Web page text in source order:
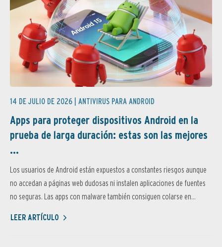
14 DE JULIO DE 2026 | ANTIVIRUS PARA ANDROID
Apps para proteger dispositivos Android en la
prueba de larga duración: estas son las mejores
...
Los usuarios de Android están expuestos a constantes riesgos aunque
no accedan a páginas web dudosas ni instalen aplicaciones de fuentes
no seguras. Las apps con malware también consiguen colarse en...
LEER ARTÍCULO